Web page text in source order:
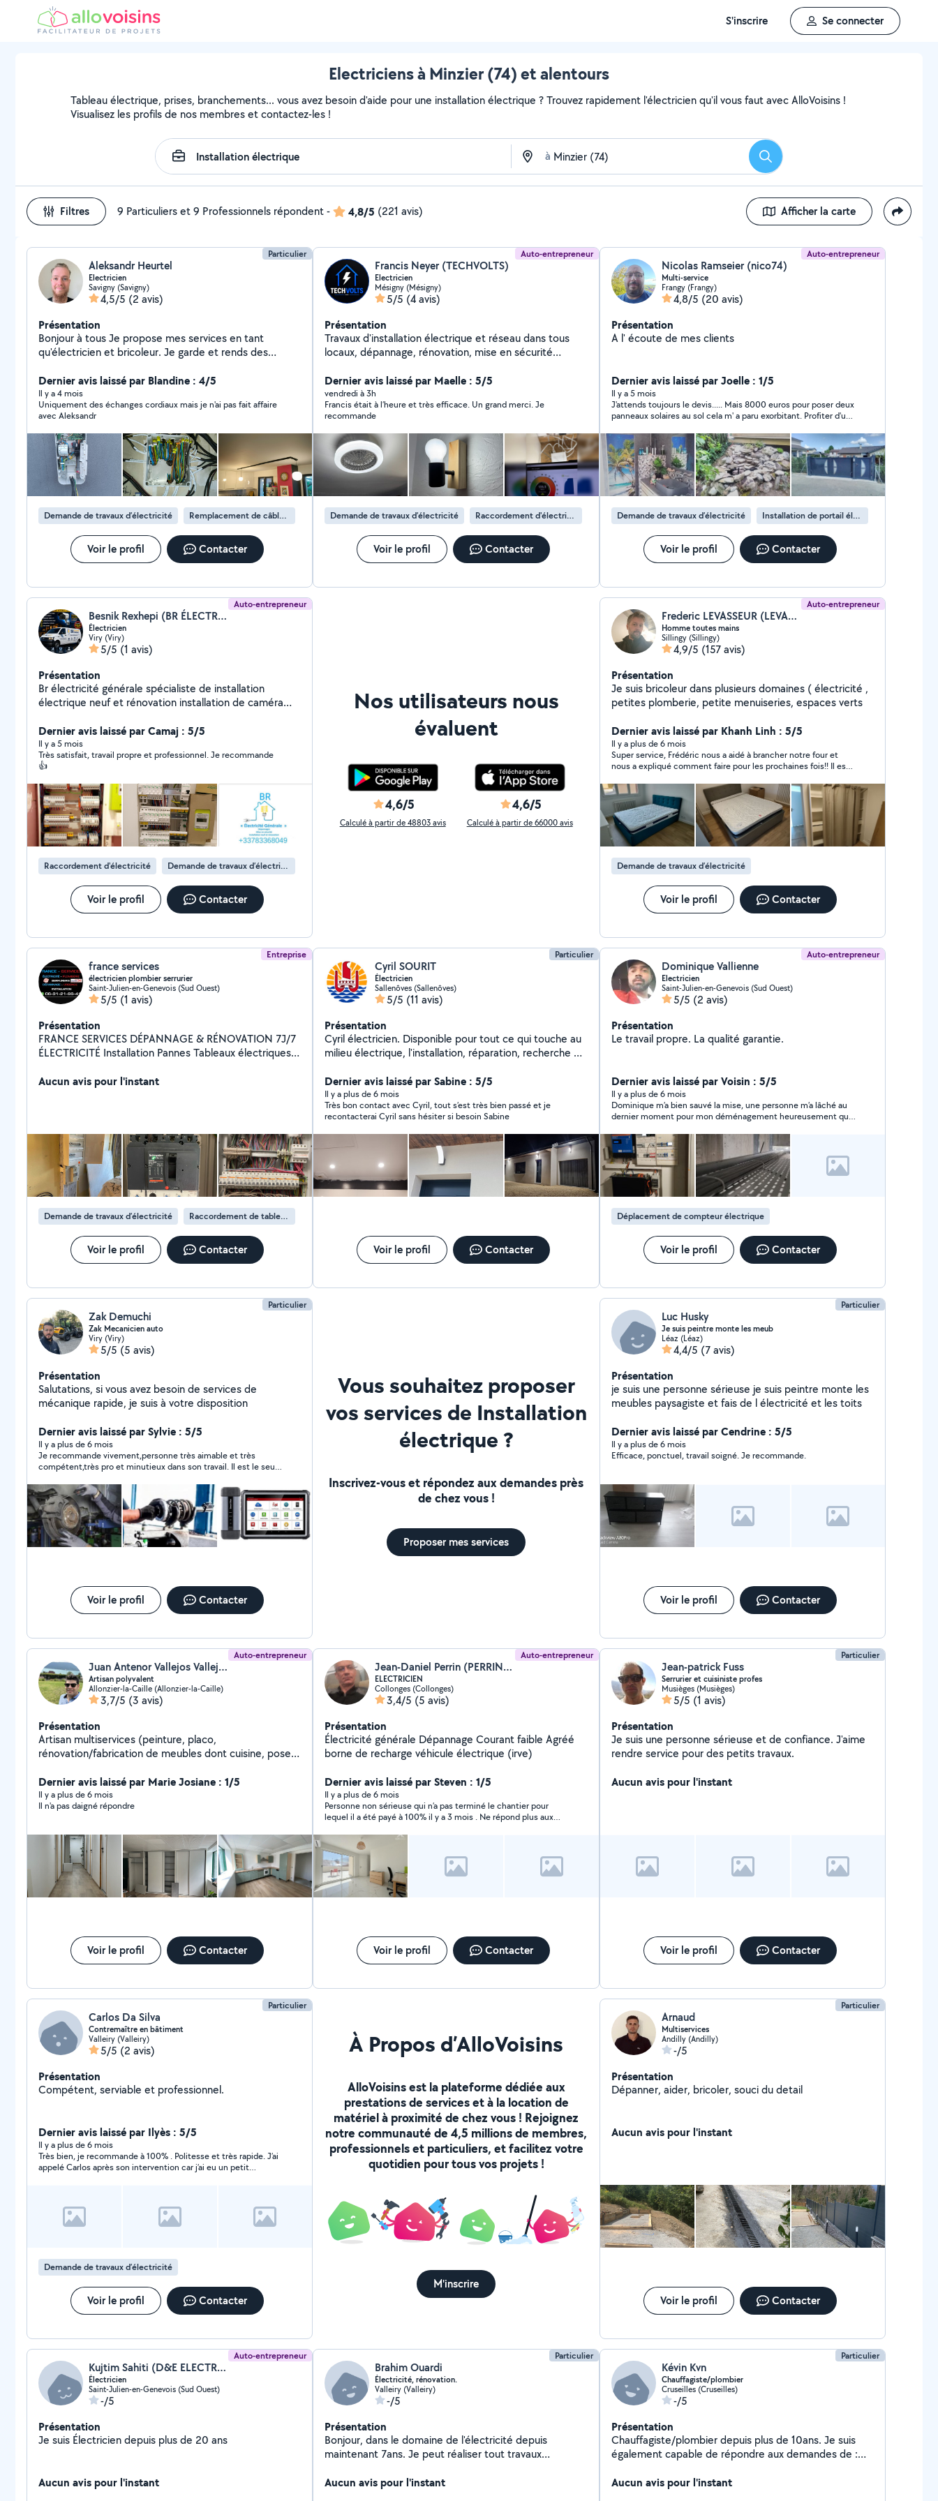
S'inscrire Se connecter
Electriciens à Minzier (74) et alentours
Tableau électrique, prises, branchements... vous avez besoin d'aide pour une installation électrique ? Trouvez rapidement l'électricien qu'il vous faut avec AlloVoisins !
Visualisez les profils de nos membres et contactez-les !
à Rechercher
Filtres 9 Particuliers et 9 Professionnels répondent- 4,8/5 (221 avis) Afficher la carte
Particulier
Aleksandr Heurtel
Electricien
Savigny (Savigny)
4,5/5 (2 avis)
Présentation
Bonjour à tous Je propose mes services en tant
qu'électricien et bricoleur. Je garde et rends des
et poli, je saurai vous aider, vous dépannez et vous
prodiguez conseils et avis afin de pouvoir répondre au
mieux à vos attentes. A très bientôt pour de futures
projets
Dernier avis laissé par Blandine : 4/5
Il y a 4 mois
Uniquement des échanges cordiaux mais je n'ai pas fait affaire
avec Aleksandr
Demande de travaux d’électricité Remplacement de câble électrique
Voir le profil Contacter
Auto-entrepreneur
Francis Neyer (TECHVOLTS)
Electricien
Mésigny (Mésigny)
5/5 (4 avis)
Présentation
Travaux d'installation électrique et réseau dans tous
locaux, dépannage, rénovation, mise en sécurité
Dernier avis laissé par Maelle : 5/5
vendredi à 3h
Francis était à l’heure et très efficace. Un grand merci. Je
recommande
Demande de travaux d’électricité Raccordement d'électricité
Voir le profil Contacter
Auto-entrepreneur
Nicolas Ramseier (nico74)
Multi-service
Frangy (Frangy)
4,8/5 (20 avis)
Présentation
A l' écoute de mes clients
Dernier avis laissé par Joelle : 1/5
Il y a 5 mois
J'attends toujours le devis..... Mais 8000 euros pour poser deux
panneaux solaires au sol cela m' a paru exorbitant. Profiter d'une
Demande de travaux d’électricité Installation de portail électrique
Voir le profil Contacter
Auto-entrepreneur
Besnik Rexhepi (BR ÉLECTRICITÉ GÉNÉRALE)
Électricien
Viry (Viry)
5/5 (1 avis)
Présentation
Br électricité générale spécialiste de installation
électrique neuf et rénovation installation de caméra
Dernier avis laissé par Camaj : 5/5
Il y a 5 mois
Très satisfait, travail propre et professionnel. Je recommande
👍
Raccordement d'électricité Demande de travaux d’électricité
Voir le profil Contacter
Nos utilisateurs nous
évaluent
4,6/5
Calculé à partir de 48803 avis
4,6/5
Calculé à partir de 66000 avis
Auto-entrepreneur
Frederic LEVASSEUR (LEVASSEUR)
Homme toutes mains
Sillingy (Sillingy)
4,9/5 (157 avis)
Présentation
Je suis bricoleur dans plusieurs domaines ( électricité ,
petites plomberie, petite menuiseries, espaces verts
Dernier avis laissé par Khanh Linh : 5/5
Il y a plus de 6 mois
Super service, Frédéric nous a aidé à brancher notre four et
nous a expliqué comment faire pour les prochaines fois!! Il est
très prévenant. Merci!
Demande de travaux d’électricité
Voir le profil Contacter
Entreprise
france services
électricien plombier serrurier
Saint-Julien-en-Genevois (Sud Ouest)
5/5 (1 avis)
Présentation
FRANCE SERVICES DÉPANNAGE & RÉNOVATION 7J/7
ÉLECTRICITÉ Installation Pannes Tableaux électriques
Sanitaires Chauffe-eau SERRURERIE Ouverture de
corrects Devis rapide Disponible pour particuliers &
professionnels Contact rapide pour toute demande
d'intervention FRANCE SERVICES RAPIDE FIABLE
EFFICACE
Aucun avis pour l'instant
Demande de travaux d’électricité Raccordement de tableau électrique
Voir le profil Contacter
Particulier
Cyril SOURIT
Électricien
Sallenôves (Sallenôves)
5/5 (11 avis)
Présentation
Cyril électricien. Disponible pour tout ce qui touche au
milieu électrique, l'installation, réparation, recherche de
vous conseiller pour le projet que vous avez. N'hésitez
pas à me contacter par message pour discuter de vos
besoins ou pour toute question.
Dernier avis laissé par Sabine : 5/5
Il y a plus de 6 mois
Très bon contact avec Cyril, tout s’est très bien passé et je
recontacterai Cyril sans hésiter si besoin Sabine
Voir le profil Contacter
Auto-entrepreneur
Dominique Vallienne
Electricien
Saint-Julien-en-Genevois (Sud Ouest)
5/5 (2 avis)
Présentation
Le travail propre. La qualité garantie.
Dernier avis laissé par Voisin : 5/5
Il y a plus de 6 mois
Dominique m’a bien sauvé la mise, une personne m’a lâché au
dernier moment pour mon déménagement heureusement qu’il
Déplacement de compteur électrique
Voir le profil Contacter
Particulier
Zak Demuchi
Zak Mecanicien auto
Viry (Viry)
5/5 (5 avis)
Présentation
Salutations, si vous avez besoin de services de
mécanique rapide, je suis à votre disposition
Dernier avis laissé par Sylvie : 5/5
Il y a plus de 6 mois
Je recommande vivement,personne très aimable et très
compétent,très pro et minutieux dans son travail. Il est le seul
remercie encore et ferais appel à lui sans soucis si besoin .
Voir le profil Contacter
Vous souhaitez proposer
vos services de Installation
électrique ?
Inscrivez-vous et répondez aux demandes près
de chez vous !
Proposer mes services
Particulier
Luc Husky
Je suis peintre monte les meub
Léaz (Léaz)
4,4/5 (7 avis)
Présentation
je suis une personne sérieuse je suis peintre monte les
meubles paysagiste et fais de l électricité et les toits
Dernier avis laissé par Cendrine : 5/5
Il y a plus de 6 mois
Efficace, ponctuel, travail soigné. Je recommande.
Voir le profil Contacter
Auto-entrepreneur
Juan Antenor Vallejos Vallejos (Wilante)
Artisan polyvalent
Allonzier-la-Caille (Allonzier-la-Caille)
3,7/5 (3 avis)
Présentation
Artisan multiservices (peinture, placo,
rénovation/fabrication de meubles dont cuisine, pose
25 ans d'expérience et de nombreux projets en France
et à l'étranger. Je suis flexible, je m'adapte à vos
projets (nouveaux ou rénovations) et aime trouver des
consciencieux, créatif et serais ravi de mettre mon
expérience à votre service. Devis gratuit et délivré
rapidement. Au plaisir d'échanger avec vous !
Dernier avis laissé par Marie Josiane : 1/5
Il y a plus de 6 mois
Il n'a pas daigné répondre
Voir le profil Contacter
Auto-entrepreneur
Jean-Daniel Perrin (PERRIN J-D ELECTRICITE)
ELECTRICIEN
Collonges (Collonges)
3,4/5 (5 avis)
Présentation
Électricité générale Dépannage Courant faible Agréé
borne de recharge véhicule électrique (irve)
Dernier avis laissé par Steven : 1/5
Il y a plus de 6 mois
Personne non sérieuse qui n’a pas terminé le chantier pour
lequel il a été payé à 100% il y a 3 mois . Ne répond plus aux
Voir le profil Contacter
Particulier
Jean-patrick Fuss
Serrurier et cuisiniste profes
Musièges (Musièges)
5/5 (1 avis)
Présentation
Je suis une personne sérieuse et de confiance. J'aime
rendre service pour des petits travaux.
Aucun avis pour l'instant
Voir le profil Contacter
Particulier
Carlos Da Silva
Contremaître en bâtiment
Valleiry (Valleiry)
5/5 (2 avis)
Présentation
Compétent, serviable et professionnel.
Dernier avis laissé par Ilyès : 5/5
Il y a plus de 6 mois
Très bien, je recommande à 100% . Politesse et très rapide. J’ai
appelé Carlos après son intervention car j’ai eu un petit
Demande de travaux d’électricité
Voir le profil Contacter
À Propos d’AlloVoisins
AlloVoisins est la plateforme dédiée aux
prestations de services et à la location de
matériel à proximité de chez vous ! Rejoignez
notre communauté de 4,5 millions de membres,
professionnels et particuliers, et facilitez votre
quotidien pour tous vos projets !
M'inscrire
Particulier
Arnaud
Multiservices
Andilly (Andilly)
-/5
Présentation
Dépanner, aider, bricoler, souci du detail
Aucun avis pour l'instant
Voir le profil Contacter
Auto-entrepreneur
Kujtim Sahiti (D&E ELECTRICITE)
Électricien
Saint-Julien-en-Genevois (Sud Ouest)
-/5
Présentation
Je suis Électricien depuis plus de 20 ans
Aucun avis pour l'instant
Particulier
Brahim Ouardi
Électricité, rénovation.
Valleiry (Valleiry)
-/5
Présentation
Bonjour, dans le domaine de l'électricité depuis
maintenant 7ans. Je peut réaliser tout travaux
plus expérimenté dans la rénovation.
Aucun avis pour l'instant
Particulier
Kévin Kvn
Chauffagiste/plombier
Cruseilles (Cruseilles)
-/5
Présentation
Chauffagiste/plombier depuis plus de 10ans. Je suis
également capable de répondre aux demandes de :
chauffage. Professionnel et consciencieux.
Aucun avis pour l'instant